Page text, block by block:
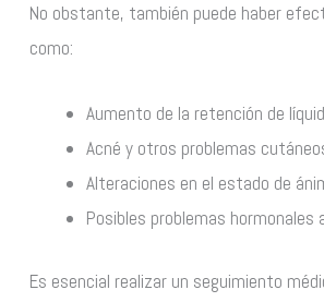
No obstante, también puede haber
como:
Aumento de la retención de
Acné y otros problemas
Alteraciones en el estado de
Posibles problemas hormonales
Es esencial realizar un seguimiento